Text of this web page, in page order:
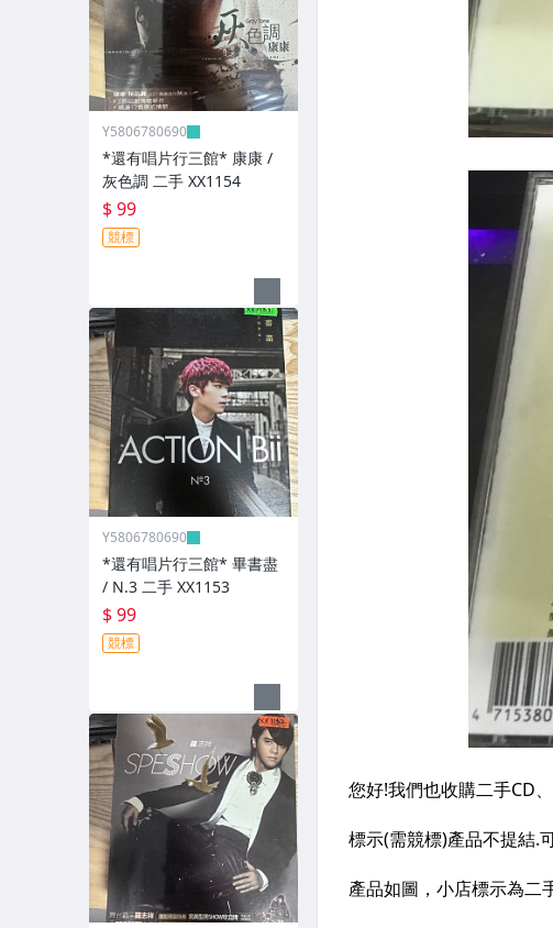
Y5806780690
*還有唱片行三館* 康康 /
灰色調 二手 XX1154
$ 99
競標
Y5806780690
*還有唱片行三館* 畢書盡
/ N.3 二手 XX1153
$ 99
競標